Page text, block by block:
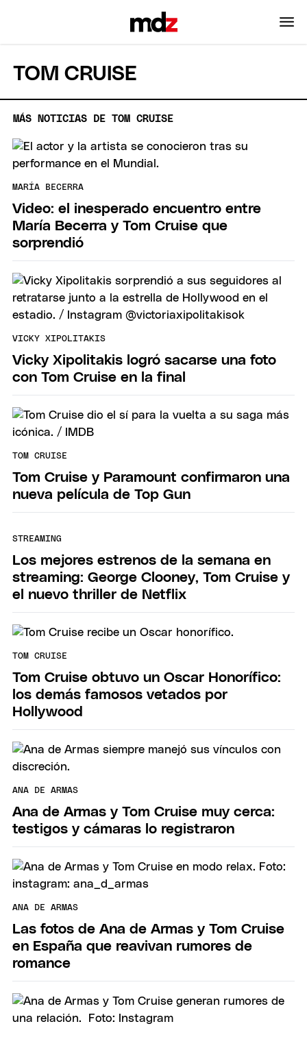
TOM CRUISE
MÁS NOTICIAS DE TOM CRUISE
MARÍA BECERRA
Video: el inesperado encuentro entre
María Becerra y Tom Cruise que
sorprendió
VICKY XIPOLITAKIS
Vicky Xipolitakis logró sacarse una foto
con Tom Cruise en la final
TOM CRUISE
Tom Cruise y Paramount confirmaron una
nueva película de Top Gun
STREAMING
Los mejores estrenos de la semana en
streaming: George Clooney, Tom Cruise y
el nuevo thriller de Netflix
TOM CRUISE
Tom Cruise obtuvo un Oscar Honorífico:
los demás famosos vetados por
Hollywood
ANA DE ARMAS
Ana de Armas y Tom Cruise muy cerca:
testigos y cámaras lo registraron
ANA DE ARMAS
Las fotos de Ana de Armas y Tom Cruise
en España que reavivan rumores de
romance